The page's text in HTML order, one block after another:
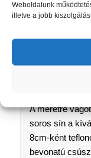
Weboldalunk
illetve a jobb
fizetendő.
méretre.
A
adott
A méretre
soros sín a
8cm-ként
bevonatú